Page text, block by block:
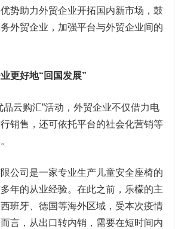
势助力外贸企业开拓国内新市场，鼓
外贸企业，加强平台与外贸企业间的
好地“回国发展”
云购汇”活动，外贸企业不仅借力电
销售，还可依托平台的社会化营销等
司是一家专业生产儿童安全座椅的
年的从业经验。在此之前，乐檬的主
班牙、德国等海外区域，受本次疫情
言，从出口转内销，需要在短时间内